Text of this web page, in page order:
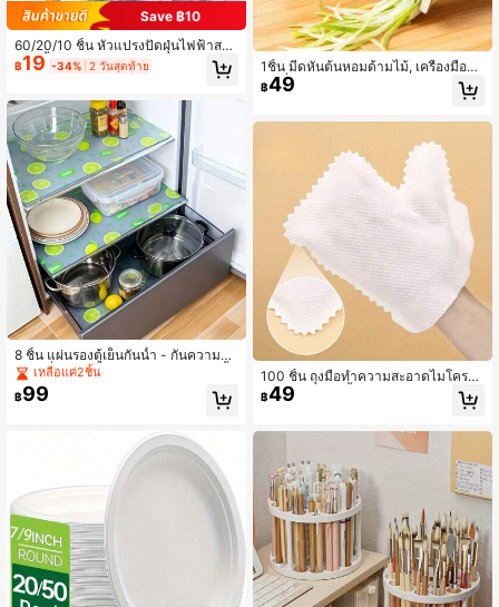
Save ฿10
60/20/10 ชิ้น หัวแปรงปัดฝุ่นไฟฟ้าสถิ
ต, 1 ชิ้น ด้ามจับ, หัวแปรงปัดฝุ่นในครัวเ
รือน, แปรงปัดฝุ่นขนสัตว์และไมโครไฟเ
ทำความสะอาดเสื้อผ้า, เฟอร์นิเจอร์, รถ
ยนต์, คีย์บอร์ด, ฯลฯ (ไม่รวมด้ามจับ) -
อุปกรณ์ทำความสะอาด, อุปกรณ์เสริม
ทำความสะอาด, เครื่องมือทำความสะอ
าด
฿19 -34% 2 วันสุดท้าย
8 ชิ้น แผ่นรองตู้เย็นกันน้ำ - กันความชื้
น, กันลื่น, ล้างทำความสะอาดได้, ใช้ซ้ำ
ได้ ทำจากวัสดุ EVA พร้อมลวดลายมะน
าวแปลกใหม่ เหมาะสำหรับตกแต่งตู้เย็
ป็นแผ่นรองตู้เย็น, แผ่นรองลิ้นชัก, แผ่นร
องชั้นวาง, ผ้าปูโต๊ะ, แผ่นรองตู้รองเท้า
และแผ่นรองตู้ ของขวัญวันวาเลนไทน์,
ของใช้ในบ้าน, อุปกรณ์ครัว, งานฝีมือ D
IY
เหลือแค่2ชิ้น
฿99
1ชิ้น มีดหั่นต้นหอมด้ามไม้, เครื่องมือหั่
นเครื่องเทศและกระเทียมอย่างมีประสิท
ธิภาพและสม่ำเสมอ, เหมาะสำหรับทำอ
฿49
100 ชิ้น ถุงมือทำความสะอาดไมโครไ
ฟเบอร์ - ใช้ได้ทั้งแบบเปียกและแห้ง, ถุง
มือเช็ดง่าย, ปัดฝุ่นสะดวก, เหมาะสำหรั
ต์, เฟอร์นิเจอร์ และทำความสะอาดหน้า
฿49